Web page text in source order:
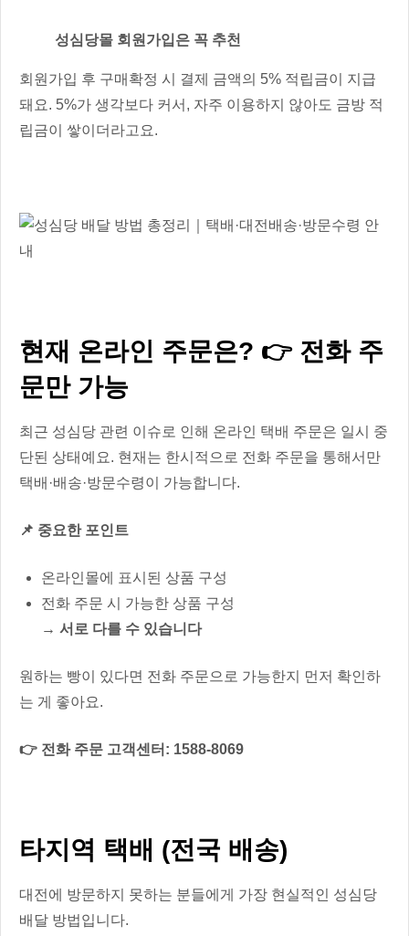
성심당몰 회원가입은 꼭 추천
회원가입 후 구매확정 시 결제 금액의 5% 적립금이 지급
돼요. 5%가 생각보다 커서, 자주 이용하지 않아도 금방 적
립금이 쌓이더라고요.
현재 온라인 주문은? 👉 전화 주
문만 가능
최근 성심당 관련 이슈로 인해 온라인 택배 주문은 일시 중
단된 상태예요. 현재는 한시적으로 전화 주문을 통해서만
택배·배송·방문수령이 가능합니다.
📌 중요한 포인트
온라인몰에 표시된 상품 구성
전화 주문 시 가능한 상품 구성
→ 서로 다를 수 있습니다
원하는 빵이 있다면 전화 주문으로 가능한지 먼저 확인하
는 게 좋아요.
👉 전화 주문 고객센터: 1588-8069
타지역 택배 (전국 배송)
대전에 방문하지 못하는 분들에게 가장 현실적인 성심당
배달 방법입니다.